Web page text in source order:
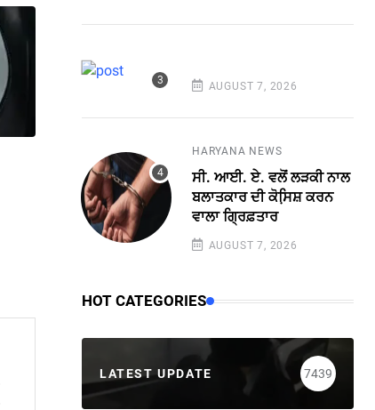
AUGUST 7, 2026
HARYANA NEWS
ਸੀ. ਆਈ. ਏ. ਵਲੋਂ ਲੜਕੀ ਨਾਲ
ਬਲਾਤਕਾਰ ਦੀ ਕੋਸਿ਼ਸ਼ ਕਰਨ
ਵਾਲਾ ਗ੍ਰਿਫ਼ਤਾਰ
AUGUST 7, 2026
HOT CATEGORIES
LATEST UPDATE 7439